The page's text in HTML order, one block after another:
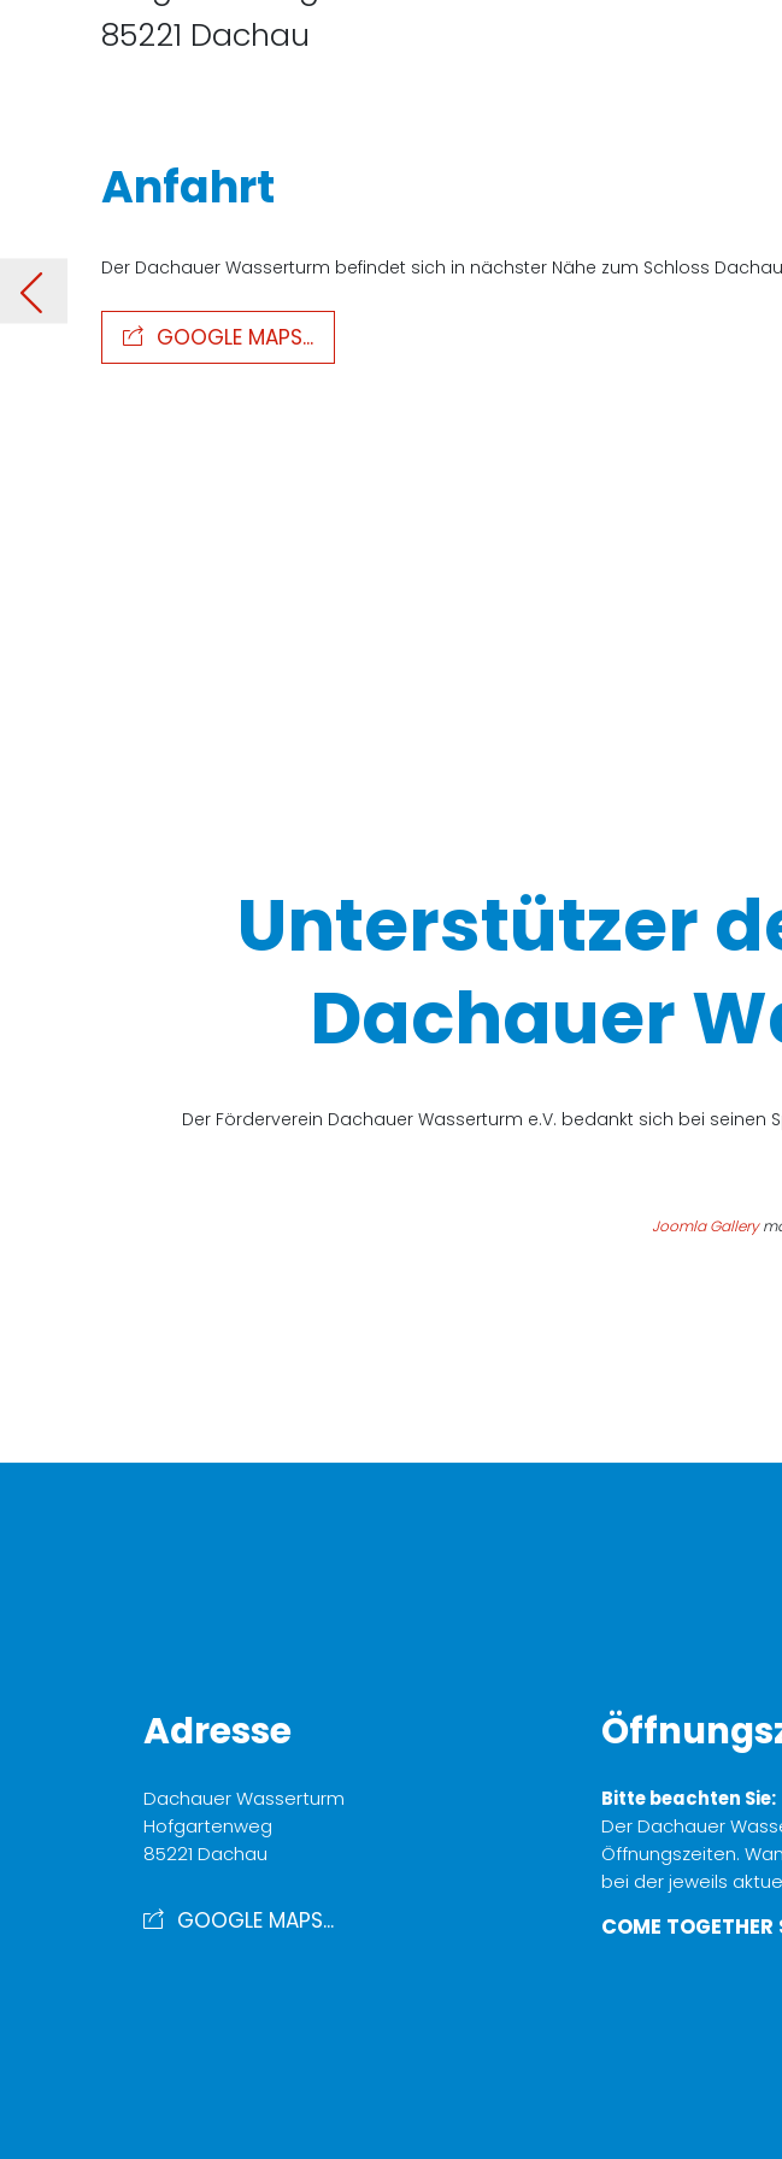
85221 Dachau
Anfahrt
Der Dachauer Wasserturm befindet sich in nächster Nähe zum Schloss
GOOGLE MAPS...
Unterstützer
Dachauer
Der Förderverein Dachauer Wasserturm e.V. bedankt sich bei
Joomla Gallery
Adresse
Dachauer Wasserturm
Hofgartenweg
85221 Dachau
GOOGLE MAPS...
Bitte beachten Sie:
Der Dachauer
Öffnungszeiten.
bei der jeweils
COME TOGETHER